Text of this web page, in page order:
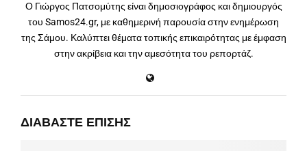
Ο Γιώργος Πατσομύτης είναι δημοσιογράφος και δημιουργός
του Samos24.gr, με καθημερινή παρουσία στην ενημέρωση
της Σάμου. Καλύπτει θέματα τοπικής επικαιρότητας με έμφαση
στην ακρίβεια και την αμεσότητα του ρεπορτάζ.
ΔΙΑΒΆΣΤΕ ΕΠΊΣΗΣ